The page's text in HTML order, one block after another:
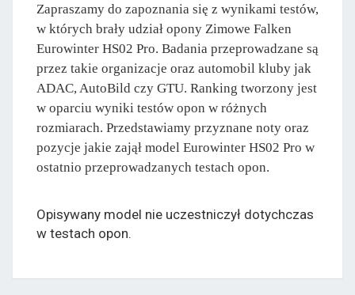
Zapraszamy do zapoznania się z wynikami testów,
w których brały udział opony Zimowe Falken
Eurowinter HS02 Pro. Badania przeprowadzane są
przez takie organizacje oraz automobil kluby jak
ADAC, AutoBild czy GTU. Ranking tworzony jest
w oparciu wyniki testów opon w różnych
rozmiarach. Przedstawiamy przyznane noty oraz
pozycje jakie zajął model Eurowinter HS02 Pro w
ostatnio przeprowadzanych testach opon.
Opisywany model nie uczestniczył dotychczas
w testach opon.